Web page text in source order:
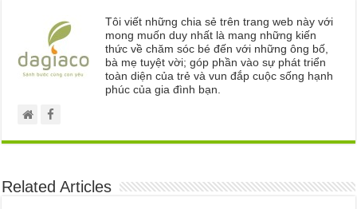
Tôi viết những chia sẻ trên trang web này với
mong muốn duy nhất là mang những kiến
thức về chăm sóc bé đến với những ông bố,
bà mẹ tuyệt vời; góp phần vào sự phát triển
toàn diện của trẻ và vun đắp cuộc sống hạnh
phúc của gia đình bạn.
Related Articles